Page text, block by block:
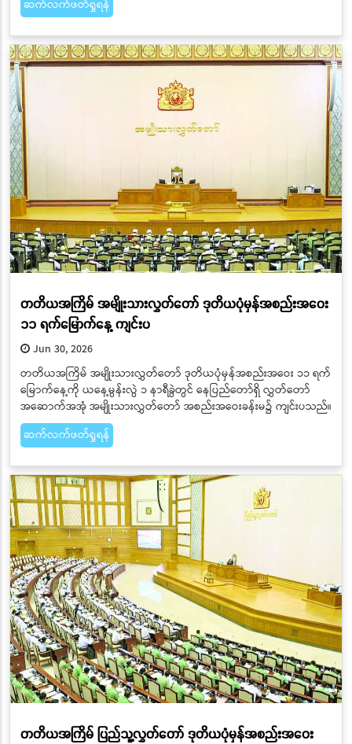
ဆက်လက်ဖတ်ရှုရန်
တတိယအကြိမ် အမျိုးသားလွှတ်တော် ဒုတိယပုံမှန်အစည်းအဝေး
၁၁ ရက်မြောက်နေ့ ကျင်းပ
Jun 30, 2026
တတိယအကြိမ် အမျိုးသားလွှတ်တော် ဒုတိယပုံမှန်အစည်းအဝေး ၁၁ ရက်
မြောက်နေ့ကို ယနေ့မွန်းလွဲ ၁ နာရီခွဲတွင် နေပြည်တော်ရှိ လွှတ်တော်
အဆောက်အအုံ အမျိုးသားလွှတ်တော် အစည်းအဝေးခန်းမ၌ ကျင်းပသည်။
ဆက်လက်ဖတ်ရှုရန်
တတိယအကြိမ် ပြည်သူ့လွှတ်တော် ဒုတိယပုံမှန်အစည်းအဝေး